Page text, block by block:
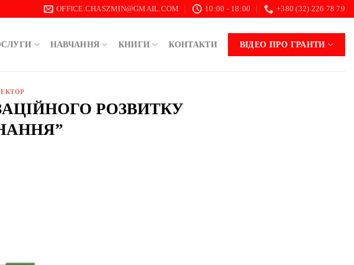
OFFICE.CHASZMIN@GMAIL.COM 10:00 - 18:00 +380 (32) 226 78 79
НАВЧАННЯ КНИГИ КОНТАКТИ ВІДЕО ПРО ГРАНТИ
РОЗВИТКУ